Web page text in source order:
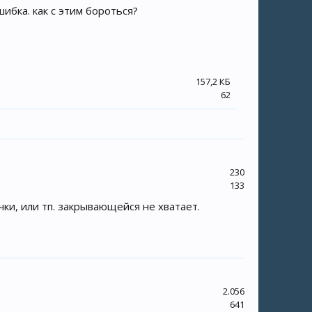
как с этим бороться?
157,2 КБ
62
230
133
или тп. закрывающейся не хватает.
2.056
641